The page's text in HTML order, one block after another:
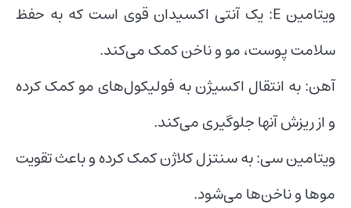
ویتامین E: یک آنتی اکسیدان قوی است که به حفظ
سلامت پوست، مو و ناخن کمک می‌کند.
آهن: به انتقال اکسیژن به فولیکول‌های مو کمک کرده
و از ریزش آنها جلوگیری می‌کند.
ویتامین سی: به سنتزل کلاژن کمک کرده و باعث تقویت
موها و ناخن‌ها می‌شود.